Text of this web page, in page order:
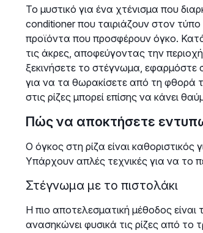
Το μυστικό για ένα χτένισμα που
conditioner που ταιριάζουν στον
προϊόντα που προσφέρουν όγκο.
τις άκρες, αποφεύγοντας την
ξεκινήσετε το στέγνωμα,
για να τα θωρακίσετε από τη φθορά
στις ρίζες μπορεί επίσης να κάνει
Πώς να αποκτήσετε
Ο όγκος στη ρίζα είναι
Υπάρχουν απλές τεχνικές για να το
Στέγνωμα με το πιστολάκι
Η πιο αποτελεσματική μέθοδος
ανασηκώνει φυσικά τις ρίζες από